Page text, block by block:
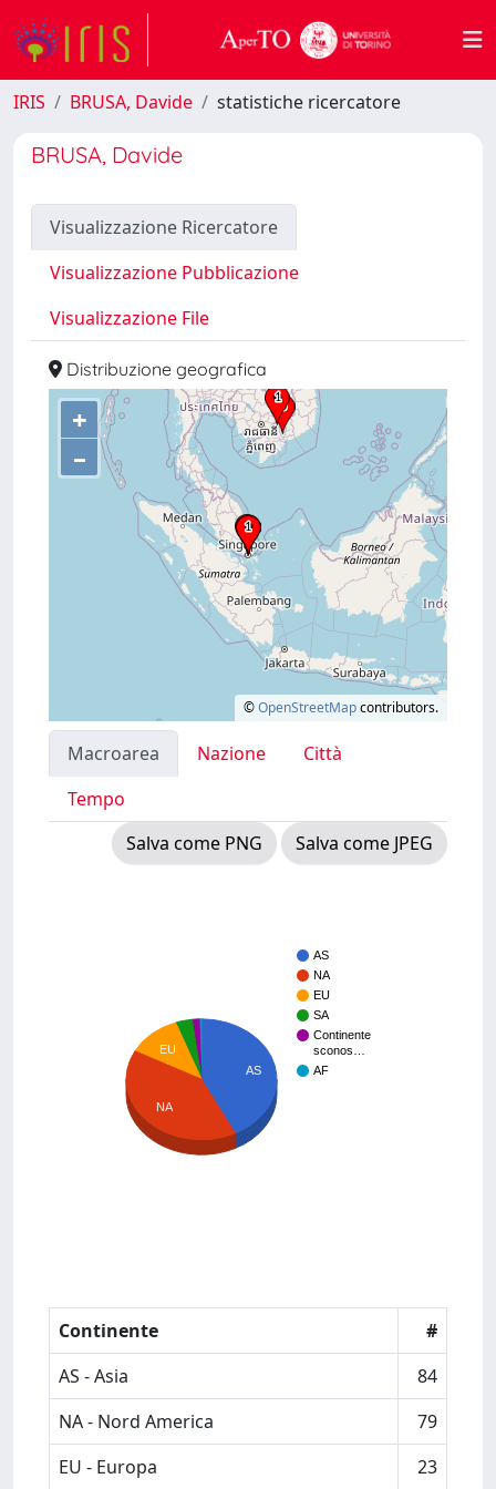
IRIS BRUSA, Davide statistiche ricercatore
BRUSA, Davide
Visualizzazione Ricercatore
Visualizzazione Pubblicazione
Visualizzazione File
Distribuzione geografica
+
–
©OpenStreetMapcontributors.
Macroarea Nazione
Città
Tempo
Salva come PNG
Salva come JPEG
AS
NA
EU
SA
Continente
sconos…
AF
AS
EU
NA
Continente
#
AS - Asia
84
NA - Nord America
79
EU - Europa
23